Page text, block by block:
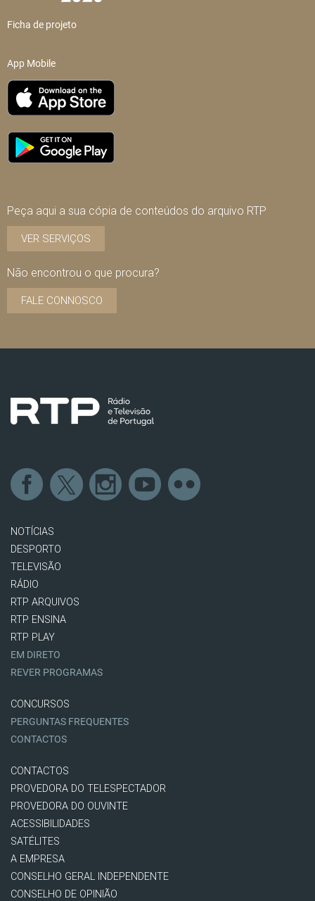
Ficha de projeto
App Mobile
Peça aqui a sua cópia de conteúdos do arquivo RTP
VER SERVIÇOS
Não encontrou o que procura?
FALE CONNOSCO
NOTÍCIAS
DESPORTO
TELEVISÃO
RÁDIO
RTP ARQUIVOS
RTP ENSINA
RTP PLAY
EM DIRETO
REVER PROGRAMAS
CONCURSOS
PERGUNTAS FREQUENTES
CONTACTOS
CONTACTOS
PROVEDORA DO TELESPECTADOR
PROVEDORA DO OUVINTE
ACESSIBILIDADES
SATÉLITES
A EMPRESA
CONSELHO GERAL INDEPENDENTE
CONSELHO DE OPINIÃO